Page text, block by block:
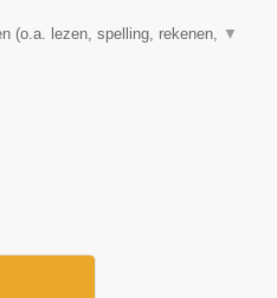
(o.a. lezen, spelling, rekenen, ▼